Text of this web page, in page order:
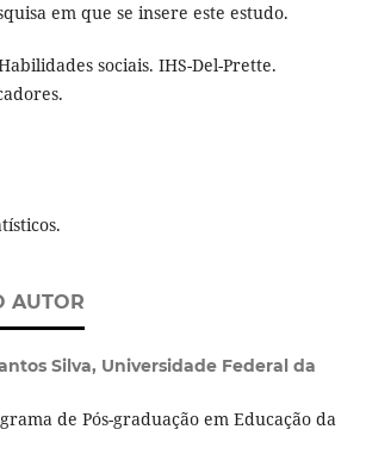
em que se insere este estudo.
sociais. IHS-Del-Prette.
AUTOR
Silva, Universidade Federal da
de Pós-graduação em Educação da